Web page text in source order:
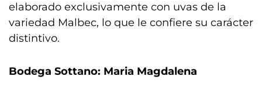
elaborado exclusivamente con uvas de la
variedad Malbec, lo que le confiere su carácter
distintivo.
Bodega Sottano: Maria Magdalena